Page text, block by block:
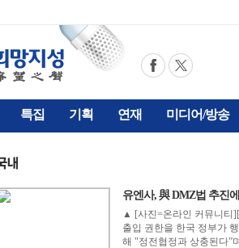
특집 기획 연재 미디어/방송
유엔사, 與 DMZ법 추진
▲ [사진=온라인 커뮤니티
출입 권한을 한국 정부가
해 "정전협정과 상충된다”